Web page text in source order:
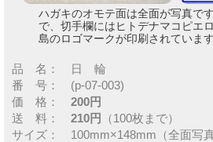
ハガキのオモテ面は全面が写真で
で、切手欄にはヒトデナマコピエ
島のロゴマークが印刷されています
品 名： 日 輪
番 号： (p-07-003)
価 格： 200円
送 料： 210円
（100枚まで）
サイズ： 100mm×148mm（全面写真